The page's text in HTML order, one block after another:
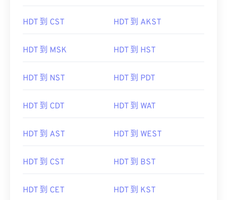
HDT 到 CST HDT 到 AKST
HDT 到 MSK HDT 到 HST
HDT 到 NST HDT 到 PDT
HDT 到 CDT HDT 到 WAT
HDT 到 AST HDT 到 WEST
HDT 到 CST HDT 到 BST
HDT 到 CET HDT 到 KST